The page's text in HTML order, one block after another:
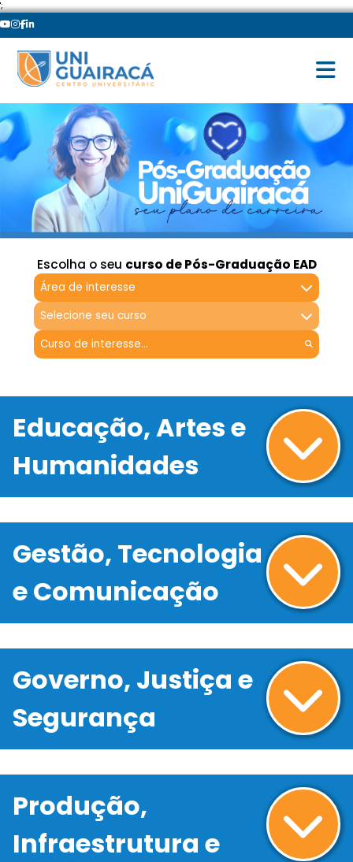
';
Escolha o seu curso de Pós-Graduação EAD
Área de interesse
Selecione seu curso
Educação, Artes e
Humanidades
Gestão, Tecnologia
e Comunicação
Governo, Justiça e
Segurança
Produção,
Infraestrutura e